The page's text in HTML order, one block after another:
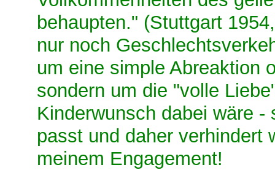
behaupten." (Stuttgart
nur noch
um eine simple Abreaktion
sondern um die "volle
Kinderwunsch dabei wäre
passt und daher verhindert
meinem Engagement!